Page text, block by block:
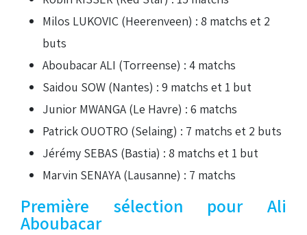
Milos LUKOVIC (Heerenveen) : 8 matchs et 2
buts
Aboubacar ALI (Torreense) : 4 matchs
Saidou SOW (Nantes) : 9 matchs et 1 but
Junior MWANGA (Le Havre) : 6 matchs
Patrick OUOTRO (Selaing) : 7 matchs et 2 buts
Jérémy SEBAS (Bastia) : 8 matchs et 1 but
Marvin SENAYA (Lausanne) : 7 matchs
Première sélection pour Ali
Aboubacar